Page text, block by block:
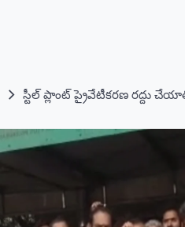
స్టీల్ ప్లాంట్ ప్రైవేటీకరణ రద్దు